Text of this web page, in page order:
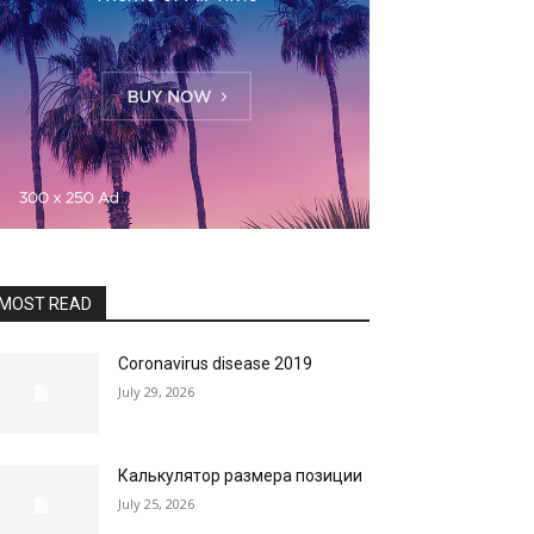
READ
Coronavirus disease 2019
July 29, 2026
Калькулятор размера позиции
July 25, 2026